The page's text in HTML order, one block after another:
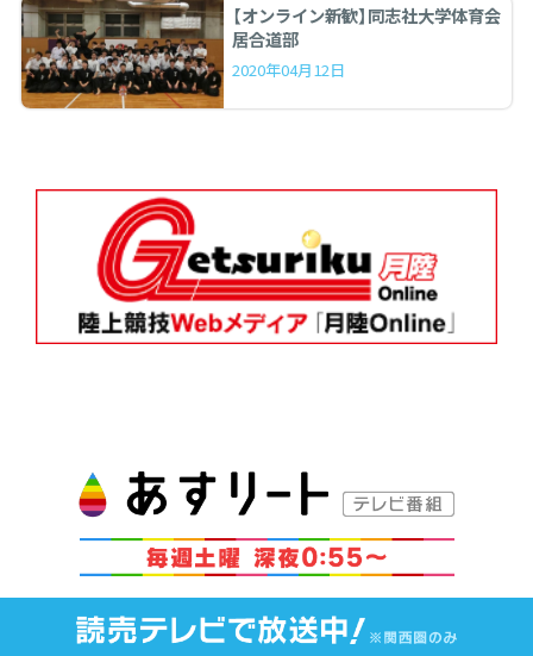
【オンライン新歓】同志社大学体育会
居合道部
2020年04月12日